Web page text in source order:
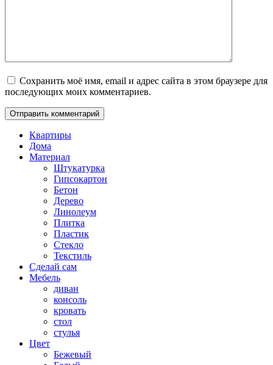
Сохранить моё имя, email и адрес сайта в этом браузере для
последующих моих комментариев.
Квартиры
Дома
Материал
Штукатурка
Гипсокартон
Бетон
Дерево
Линолеум
Плитка
Пластик
Стекло
Текстиль
Сделай сам
Мебель
диван
консоль
кровать
стол
стулья
Цвет
Бежевый